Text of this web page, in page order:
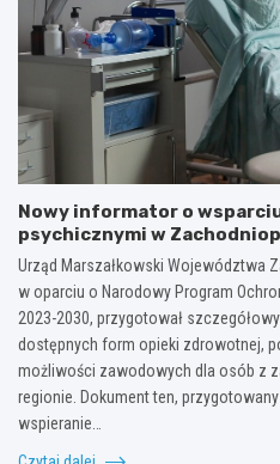
Nowy informator o
psychicznymi w
Urząd Marszałkowski Województwa
w oparciu o Narodowy Program
2023-2030, przygotował
dostępnych form opieki zdrowotnej,
możliwości zawodowych dla osób z
regionie. Dokument ten,
wspieranie…